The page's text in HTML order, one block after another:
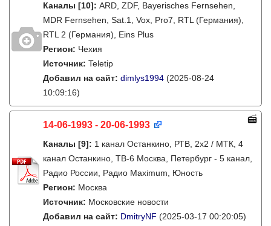
Каналы [10]: ARD, ZDF, Bayerisches Fernsehen,
MDR Fernsehen, Sat.1, Vox, Pro7, RTL (Германия),
RTL 2 (Германия), Eins Plus
Регион: Чехия
Источник: Teletip
Добавил на сайт: dimlys1994 (2025-08-24
10:09:16)
14-06-1993 - 20-06-1993
Каналы [9]: 1 канал Останкино, РТВ, 2х2 / МТК, 4
канал Останкино, ТВ-6 Москва, Петербург - 5 канал,
Радио России, Радио Maximum, Юность
Регион: Москва
Источник: Московские новости
Добавил на сайт: DmitryNF (2025-03-17 00:20:05)